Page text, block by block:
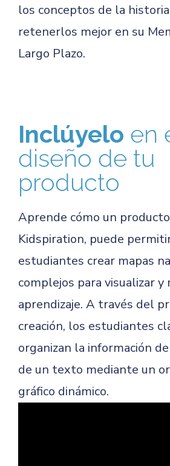
los conceptos de la
retenerlos mejor en su
Largo Plazo.
Inclúyelo en
diseño de tu
producto
Aprende cómo un
Kidspiration, puede
estudiantes crear mapas
complejos para visualizar y
aprendizaje. A través del
creación, los estudiantes
organizan la información
de un texto mediante un
gráfico dinámico.